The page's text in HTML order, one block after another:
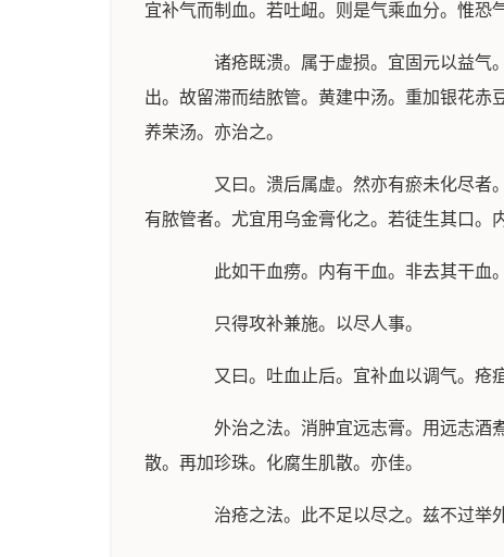
宜补气而制血。若吐衄。则是气乘血分。惟恐
诸疮既溃。属于虚损。宜固元以益气。
出。故留滞而结脓管。黄建中汤。重加银花赤
养荣汤。亦治之。
又曰。溃后属虚。然亦有瘀未化尽者。
有脓管者。尤宜用乌金膏化之。若徒生其口。
此如干血痨。内有干血。非去其干血。
只得攻补兼施。以尽人事。
又曰。吐血止后。宜补血以调气。疮疽
外治之法。消肿宜远志膏。用远志酒煮
散。再加珍珠。化腐生肌散。亦佳。
治疮之法。此不足以尽之。兹不过举外